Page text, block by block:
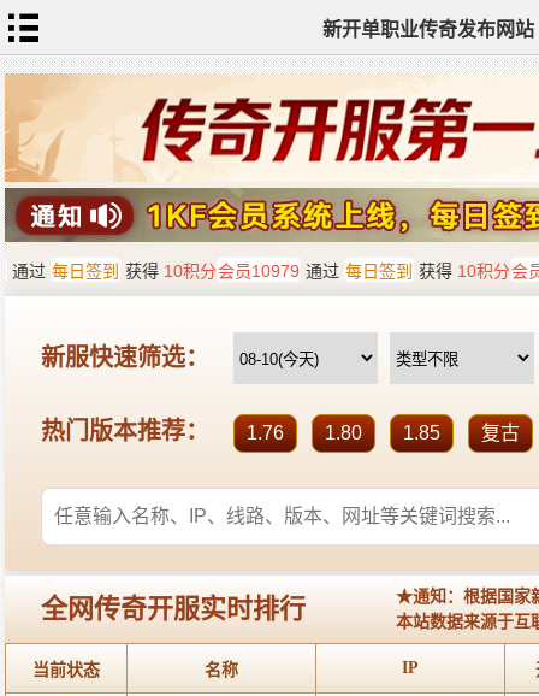
新开单职业传奇发布网站
网
站
首
页
单
职
业
传
奇
迷
失
传
奇
神
器
单
职
业
打
金
传
奇
sf
新
开
单
职
业
传
奇
全
站
标
签